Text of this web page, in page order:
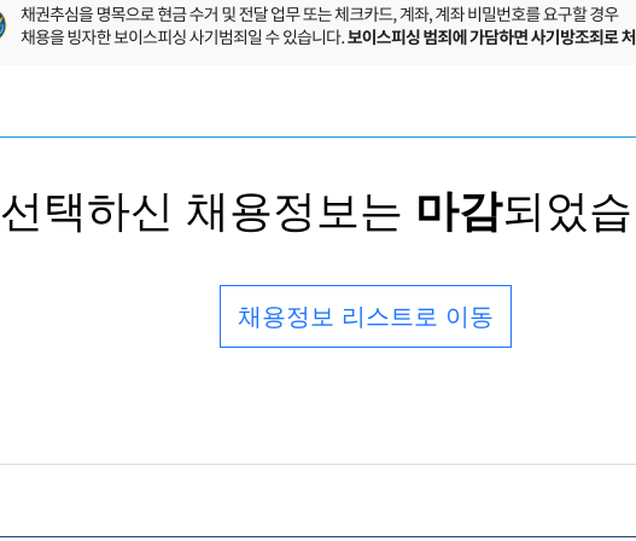
선택하신 채용정보는 마감되었
채용정보 리스트로 이동